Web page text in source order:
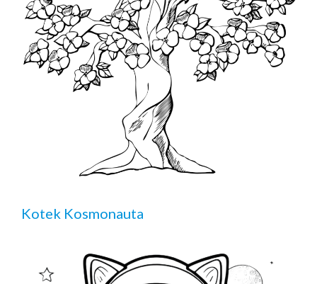
Kotek Kosmonauta